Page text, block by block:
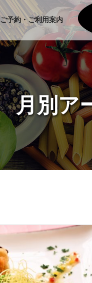
ご予約・ご利用案内
月別ア